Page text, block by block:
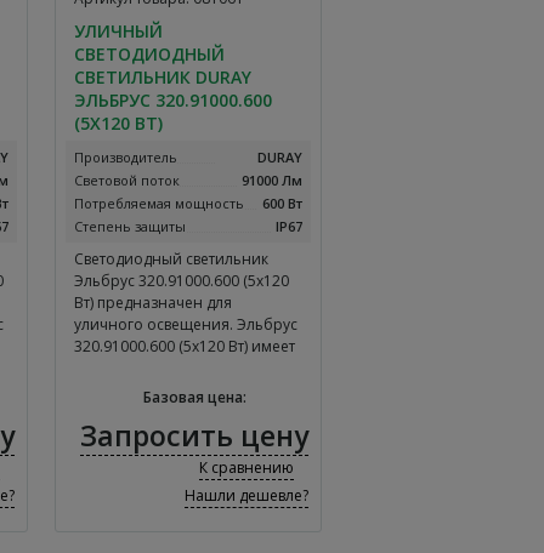
УЛИЧНЫЙ
СВЕТОДИОДНЫЙ
СВЕТИЛЬНИК DURAY
ЭЛЬБРУС 320.91000.600
(5Х120 ВТ)
Производитель
DURAY
Световой поток
91000 Лм
Потребляемая мощность
600 Вт
Степень защиты
IP67
Светодиодный светильник
Эльбрус 320.91000.600 (5х120
Вт) предназначен для
уличного освещения. Эльбрус
320.91000.600 (5х120 Вт) имеет
Лм, потребляемая мощность
составляет 600 Вт, а цветовая
температура равна 3000K-
6500K. Уличный светодиодный
светильник DURAY Эльбрус
320.91000.600 (5х120 Вт) имеет
Базовая цена:
Запросить цену
К сравнению
Нашли дешевле?